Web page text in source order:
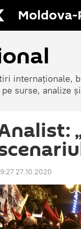
internaționale,
pe surse, analize
27.10.2020